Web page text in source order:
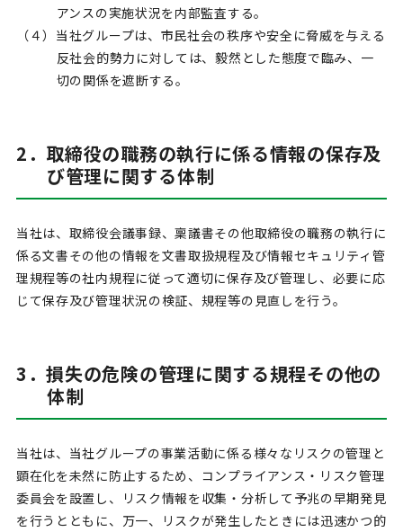
アンスの実施状況を内部監査する。
（４）当社グループは、市民社会の秩序や安全に脅威を与える
反社会的勢力に対しては、毅然とした態度で臨み、一
切の関係を遮断する。
2．取締役の職務の執行に係る情報の保存及
び管理に関する体制
当社は、取締役会議事録、稟議書その他取締役の職務の執行に
係る文書その他の情報を文書取扱規程及び情報セキュリティ管
理規程等の社内規程に従って適切に保存及び管理し、必要に応
じて保存及び管理状況の検証、規程等の見直しを行う。
3．損失の危険の管理に関する規程その他の
体制
当社は、当社グループの事業活動に係る様々なリスクの管理と
顕在化を未然に防止するため、コンプライアンス・リスク管理
委員会を設置し、リスク情報を収集・分析して予兆の早期発見
を行うとともに、万一、リスクが発生したときには迅速かつ的